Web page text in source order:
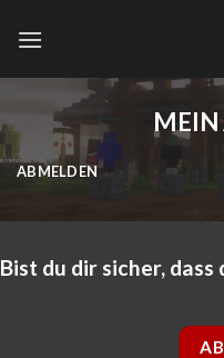
MEIN
ABMELDEN
Bist du dir sicher,